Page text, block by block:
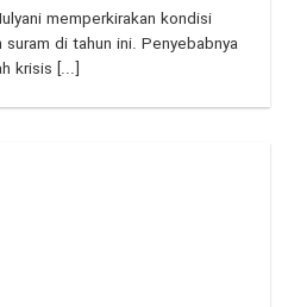
memperkirakan kondisi
di tahun ini. Penyebabnya
krisis [...]